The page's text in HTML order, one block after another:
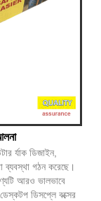
র্যাক ডিজাইন,
ব্যবস্থা গঠন করেছে।
আরও ভালভাবে
ডিসপ্লে বক্সের